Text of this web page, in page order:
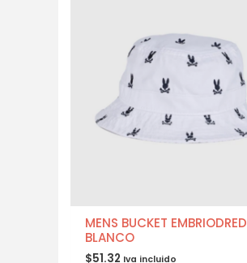
MENS BUCKET EMBRIODRED
BLANCO
$51.32 Iva incluido